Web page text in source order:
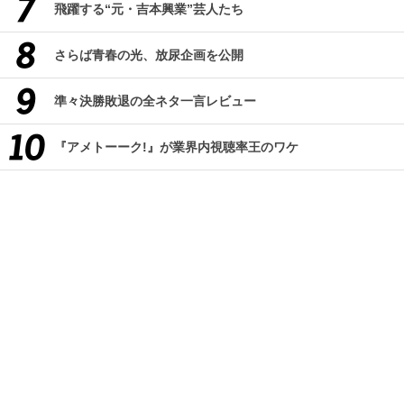
飛躍する“元・吉本興業”芸人たち
さらば青春の光、放尿企画を公開
準々決勝敗退の全ネタ一言レビュー
『アメトーーク!』が業界内視聴率王のワケ